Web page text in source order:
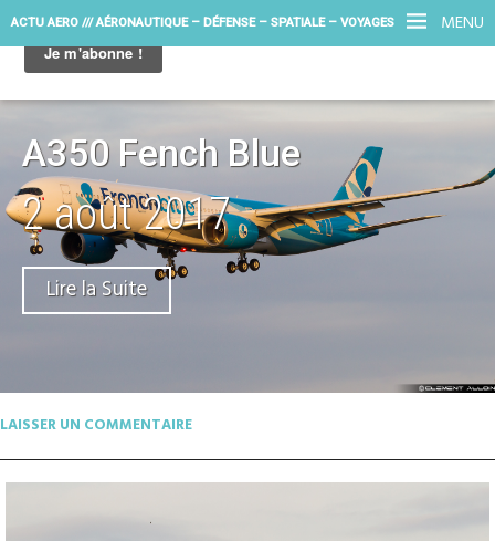
MENU
ACTU AERO /// AÉRONAUTIQUE – DÉFENSE – SPATIALE – VOYAGES
A350 Fench Blue
2 août 2017
Lire la Suite
LAISSER UN COMMENTAIRE